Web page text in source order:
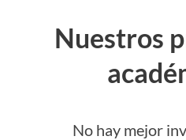
Nuestros
No hay mejor